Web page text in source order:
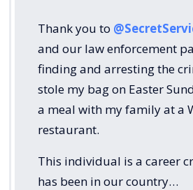
Thank you to
and our law enforcement
finding and arresting the
stole my bag on Easter
a meal with my family at a
restaurant.
This individual is a career
has been in our country…